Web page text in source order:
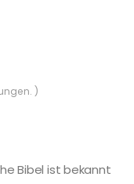
)
Bibel ist bekannt